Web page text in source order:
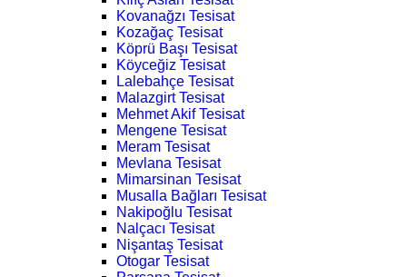
Kovanağzı Tesisat
Kozağaç Tesisat
Köprü Başı Tesisat
Köyceğiz Tesisat
Lalebahçe Tesisat
Malazgirt Tesisat
Mehmet Akif Tesisat
Mengene Tesisat
Meram Tesisat
Mevlana Tesisat
Mimarsinan Tesisat
Musalla Bağları Tesisat
Nakipoğlu Tesisat
Nalçacı Tesisat
Nişantaş Tesisat
Otogar Tesisat